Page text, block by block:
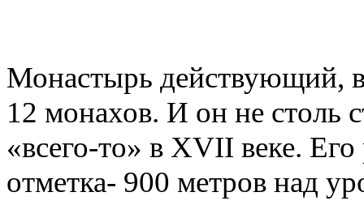
Монастырь действующий, в
12 монахов. И он не столь
«всего-то» в XVII веке.
отметка- 900 метров над